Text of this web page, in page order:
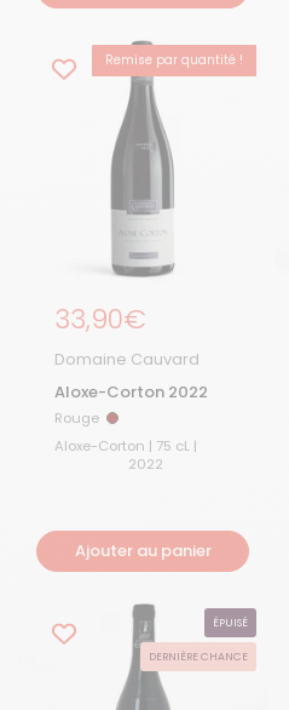
Remise par quantité !
Prix régulier
33,90€
Domaine Cauvard
Aloxe-Corton 2022
Rouge Rouge
Aloxe-Corton | 75 cL |
2022
Ajouter au panier
ÉPUISÉ
DERNIÈRE CHANCE